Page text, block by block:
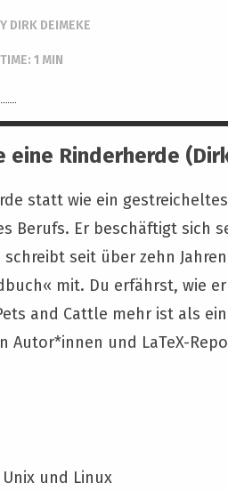
DIRK DEIMEKE
1 MIN
Rinderherde
statt wie ein
Berufs. Er beschäftigt sich
seit über zehn
mit. Du erfährst, wie
and Cattle mehr ist als
Autor*innen und LaTeX-
und Linux